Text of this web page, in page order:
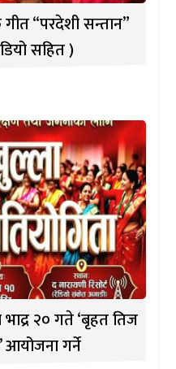
“परदेशी सन्तान”
सहित )
२० गते ‘बृहत तिज
आयोजना गर्ने